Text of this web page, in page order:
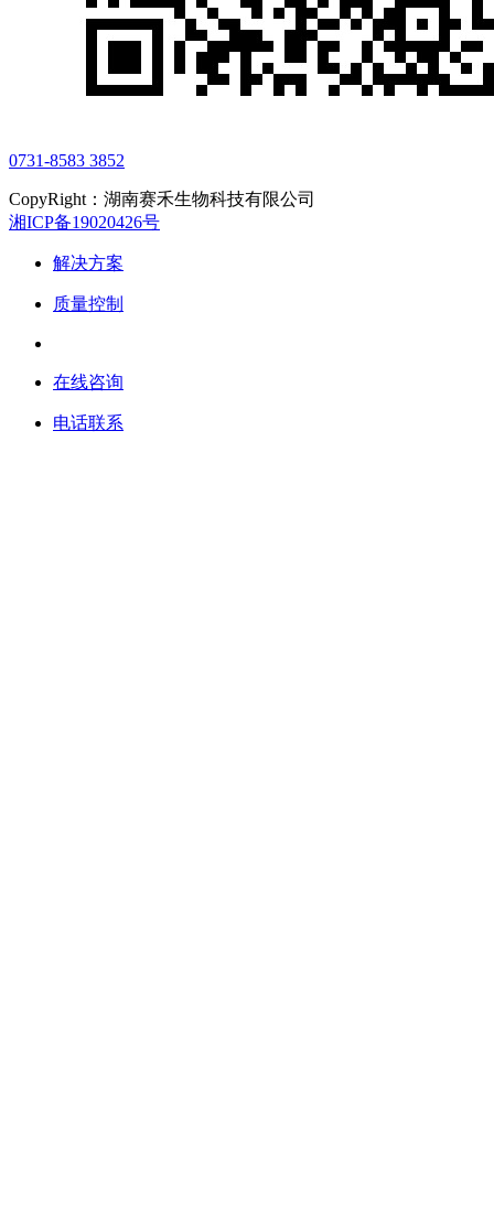
0731-8583 3852
CopyRight：湖南赛禾生物科技有限公司
湘ICP备19020426号
解决方案
质量控制
在线咨询
电话联系